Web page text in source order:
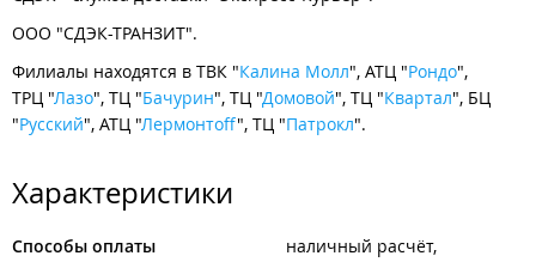
ООО "СДЭК-ТРАНЗИТ".
Филиалы находятся в ТВК "Калина Молл", АТЦ "Рондо",
ТРЦ "Лазо", ТЦ "Бачурин", ТЦ "Домовой", ТЦ "Квартал", БЦ
"Русский", АТЦ "Лермонтоff", ТЦ "Патрокл".
Характеристики
Способы оплаты
наличный расчёт